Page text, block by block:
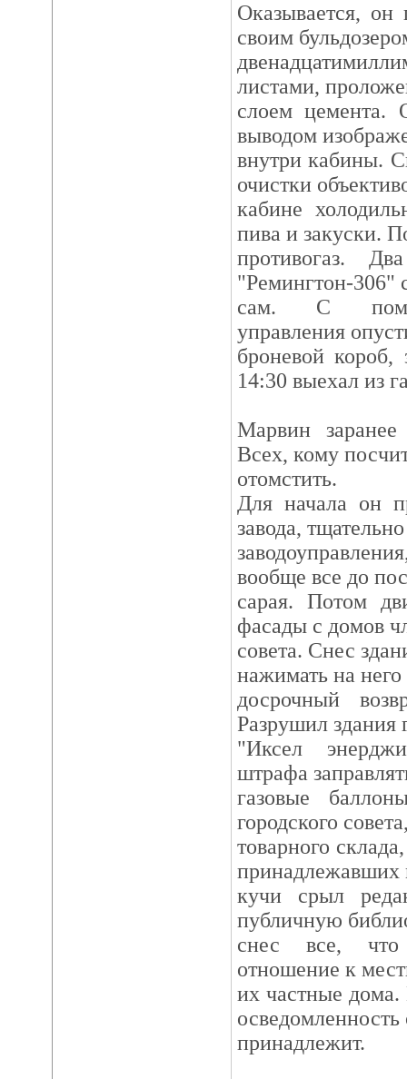
Оказывается, он
своим
листами,
слоем цемента.
выводом
внутри кабины.
очистки
кабине
пива и закуски.
противогаз.
"Ремингтон-306"
сам. С
управления
броневой
14:30 выехал из
Марвин
Всех, кому
отомстить.
Для начала он
завода,
вообще все до
сарая. Потом
фасады с домов
совета. Снес
нажимать на него
досрочный
Разрушил здания
"Иксел
штрафа
газовые
городского
товарного
принадлежавших
кучи срыл
публичную
снес все,
отношение к
их частные
принадлежит.